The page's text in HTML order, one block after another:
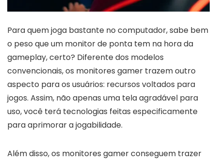
Para quem joga bastante no computador, sabe bem
o peso que um monitor de ponta tem na hora da
gameplay, certo? Diferente dos modelos
convencionais, os monitores gamer trazem outro
aspecto para os usuários: recursos voltados para
jogos. Assim, não apenas uma tela agradável para
uso, você terá tecnologias feitas especificamente
para aprimorar a jogabilidade.
Além disso, os monitores gamer conseguem trazer